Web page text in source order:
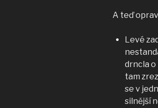
A teď
Levé
drncla o
tam
se v
silnější